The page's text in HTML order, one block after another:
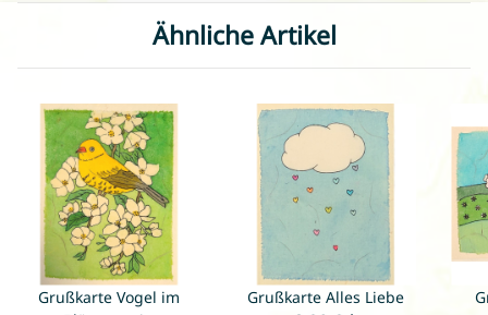
Ähnliche Artikel
Grußkarte Vogel im
Grußkarte Alles Liebe